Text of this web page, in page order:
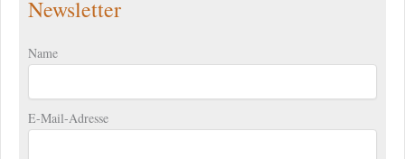
Newsletter
Name
E-Mail-Adresse